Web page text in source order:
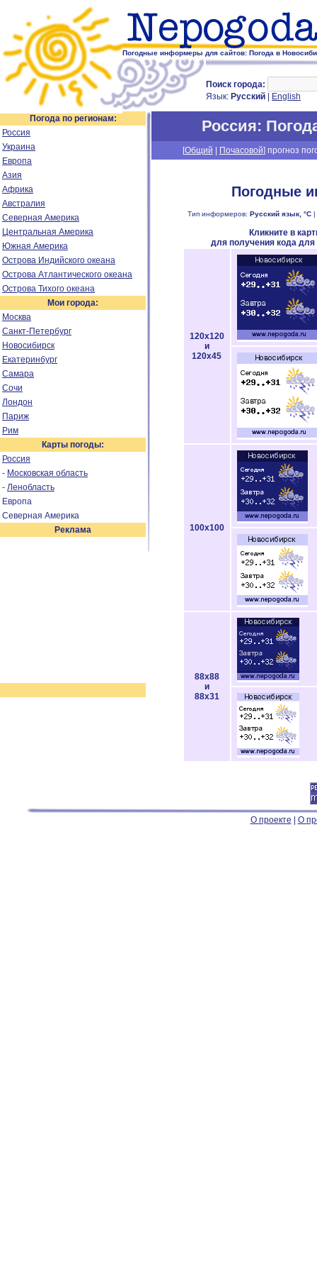
Погодные информеры для сайтов: Погода в
Поиск города:
Язык: Русский English
Погода по регионам:
Россия
Украина
Европа
Азия
Африка
Австралия
Северная Америка
Центральная Америка
Южная Америка
Острова Индийского океана
Острова Атлантического океана
Острова Тихого океана
Мои города:
Москва
Санкт-Петербург
Новосибирск
Екатеринбург
Самара
Сочи
Лондон
Париж
Рим
Карты погоды:
Россия
- Московская область
- Ленобласть
Европа
Северная Америка
Реклама
Россия:
[Общий Почасовой] прогноз
Погодные
Тип информеров: Русский язык, °C|
Кликните в
для получения кода
120x120
и
120x45
100x100
88x88
и
88x31
О проекте О